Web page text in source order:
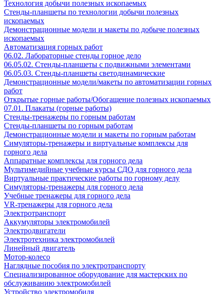
Технология добычи полезных ископаемых
Стенды-планшеты по технологии добычи полезных
ископаемых
Демонстрационные модели и макеты по добыче полезных
ископаемых
Автоматизация горных работ
06.02. Лабораторные стенды горное дело
06.05.02. Стенды-планшеты с подвижными элементами
06.05.03. Стенды-планшеты светодинамические
Демонстрационные модели/макеты по автоматизации горных
работ
Открытые горные работы/Обогащение полезных ископаемых
07.01. Плакаты (горные работы)
Стенды-тренажеры по горным работам
Стенды-планшеты по горным работам
Демонстрационные модели и макеты по горным работам
Симуляторы-тренажеры и виртуальные комплексы для
горного дела
Аппаратные комплексы для горного дела
Мультимедийные учебные курсы СДО для горного дела
Виртуальные практические работы по горному делу
Симуляторы-тренажеры для горного дела
Учебные тренажеры для горного дела
VR-тренажеры для горного дела
Электротранспорт
Аккумуляторы электромобилей
Электродвигатели
Электротехника электромобилей
Линейный двигатель
Мотор-колесо
Наглядные пособия по электротранспорту
Специализированное оборудование для мастерских по
обслуживанию электромобилей
Устройство электромобиля